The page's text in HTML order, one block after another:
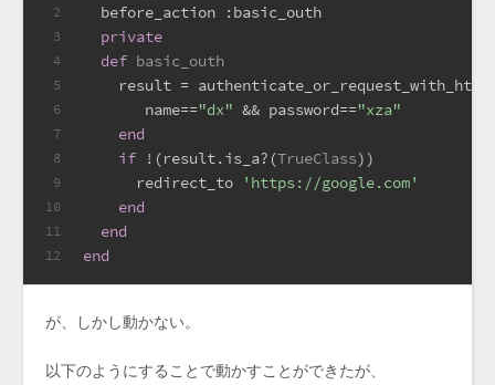
2
3
4
5
6
7
8
9
10
11
12
  before_action
:basic_outh
private
def basic_outh
result =
       name==
"dx" && password=="xza"
end
if !(result.is_a?(TrueClass))
      redirect_to
'https://google.com'
end
end
end
が、しかし動かない。
以下のようにすることで動かすことができたが、